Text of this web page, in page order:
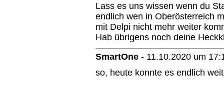
Lass es uns wissen wenn du
endlich wen in Oberösterreich
mit Delpi nicht mehr weiter
Hab übrigens noch deine
SmartOne - 11.10.2020 um
so, heute konnte es endlich